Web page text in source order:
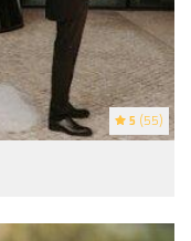
5 (55)